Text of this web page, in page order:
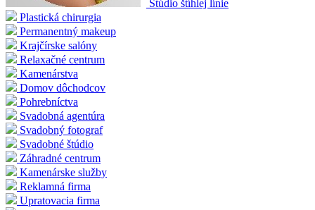
Štúdio štíhlej línie
Plastická chirurgia
Permanentný makeup
Krajčírske salóny
Relaxačné centrum
Kamenárstva
Domov dôchodcov
Pohrebníctva
Svadobná agentúra
Svadobný fotograf
Svadobné štúdio
Záhradné centrum
Kamenárske služby
Reklamná firma
Upratovacia firma